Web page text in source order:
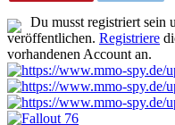
Du musst registriert sein
veröffentlichen. Registriere
vorhandenen Account an.